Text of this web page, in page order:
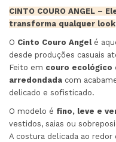
CINTO COURO ANGEL –
transforma qualquer look
O Cinto Couro Angelé
desde produções casuais
Feito em couro ecológico
arredondada com
delicado e sofisticado.
O modelo é fino, leve e
vestidos, saias ou
A costura delicada ao redor